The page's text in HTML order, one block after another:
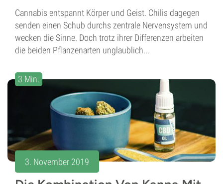
Cannabis entspannt Körper und Geist. Chilis dagegen
senden einen Schub durchs zentrale Nervensystem und
wecken die Sinne. Doch trotz ihrer Differenzen arbeiten
die beiden Pflanzenarten unglaublich...
3 Min.
3. November 2019